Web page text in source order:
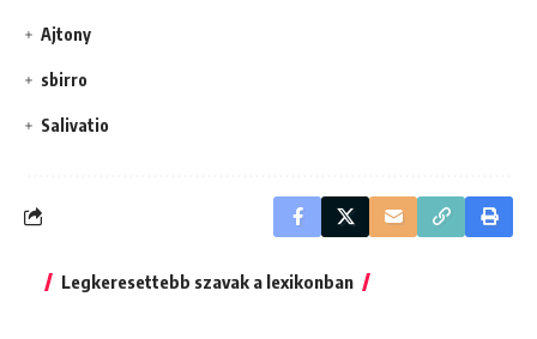
Ajtony
sbirro
Salivatio
Legkeresettebb szavak a lexikonban